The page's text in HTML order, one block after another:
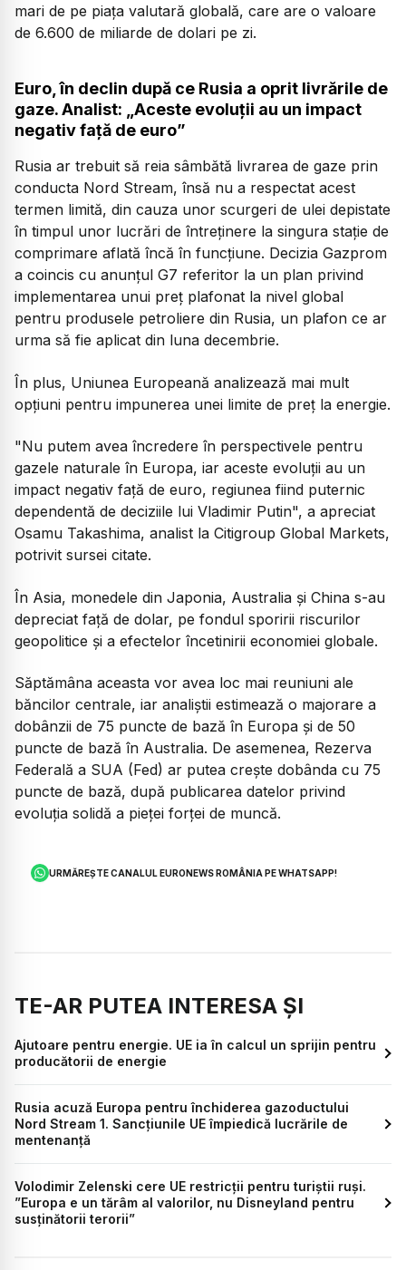
mari de pe piaţa valutară globală, care are o valoare
de 6.600 de miliarde de dolari pe zi.
Euro, în declin după ce Rusia a oprit livrările de
gaze. Analist: „Aceste evoluţii au un impact
negativ faţă de euro”
Rusia ar trebuit să reia sâmbătă livrarea de gaze prin
conducta Nord Stream, însă nu a respectat acest
termen limită, din cauza unor scurgeri de ulei depistate
în timpul unor lucrări de întreținere la singura stație de
comprimare aflată încă în funcțiune. Decizia Gazprom
a coincis cu anunțul G7 referitor la un plan privind
implementarea unui preț plafonat la nivel global
pentru produsele petroliere din Rusia, un plafon ce ar
urma să fie aplicat din luna decembrie.
În plus, Uniunea Europeană analizează mai mult
opţiuni pentru impunerea unei limite de preţ la energie.
"Nu putem avea încredere în perspectivele pentru
gazele naturale în Europa, iar aceste evoluţii au un
impact negativ faţă de euro, regiunea fiind puternic
dependentă de deciziile lui Vladimir Putin", a apreciat
Osamu Takashima, analist la Citigroup Global Markets,
potrivit sursei citate.
În Asia, monedele din Japonia, Australia şi China s-au
depreciat faţă de dolar, pe fondul sporirii riscurilor
geopolitice şi a efectelor încetinirii economiei globale.
Săptămâna aceasta vor avea loc mai reuniuni ale
băncilor centrale, iar analiștii estimează o majorare a
dobânzii de 75 puncte de bază în Europa şi de 50
puncte de bază în Australia. De asemenea, Rezerva
Federală a SUA (Fed) ar putea crește dobânda cu 75
puncte de bază, după publicarea datelor privind
evoluţia solidă a pieţei forţei de muncă.
URMĂREȘTE CANALUL EURONEWS ROMÂNIA PE WHATSAPP!
TE-AR PUTEA INTERESA ȘI
Ajutoare pentru energie. UE ia în calcul un sprijin pentru
producătorii de energie
Rusia acuză Europa pentru închiderea gazoductului
Nord Stream 1. Sancțiunile UE împiedică lucrările de
mentenanță
Volodimir Zelenski cere UE restricții pentru turiștii ruși.
”Europa e un tărâm al valorilor, nu Disneyland pentru
susţinătorii terorii”